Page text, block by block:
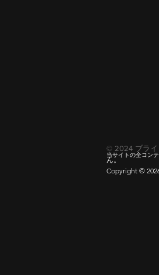
© 2024 ブライ
当サイトの全コン
ん。
Copyright ©